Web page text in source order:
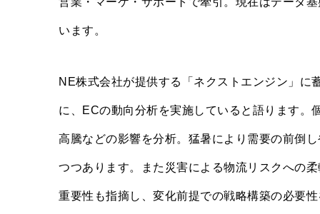
います。
NE株式会社が提供する「ネクストエンジン」に
に、ECの動向分析を実施していると語ります。
高騰などの影響を分析。猛暑により需要の前倒
つつあります。また災害による物流リスクへの
重要性も指摘し、変化前提での戦略構築の必要性